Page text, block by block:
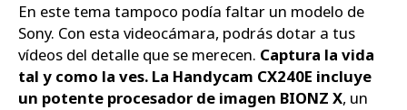
En este tema tampoco podía faltar un modelo de
Sony. Con esta videocámara, podrás dotar a tus
vídeos del detalle que se merecen. Captura la vida
tal y como la ves. La Handycam CX240E incluye
un potente procesador de imagen BIONZ X, un